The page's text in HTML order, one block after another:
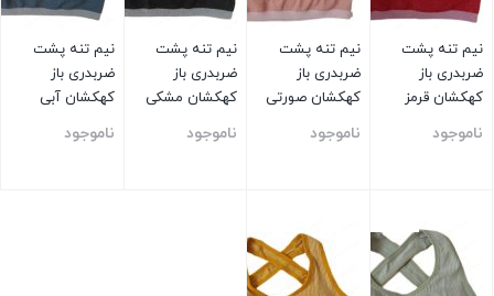
نیم تنه پشت
ضربدری باز
کهکشان قرمز
ناموجود
نیم تنه پشت
ضربدری باز
کهکشان صورتی
ناموجود
نیم تنه پشت
ضربدری باز
کهکشان مشکی
ناموجود
نیم تنه پشت
ضربدری باز
کهکشان آبی
ناموجود